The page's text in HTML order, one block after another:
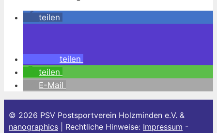
teilen
teilen
teilen
E-Mail
© 2026 PSV Postsportverein Holzminden e.V. &
nanographics | Rechtliche Hinweise: Impressum -